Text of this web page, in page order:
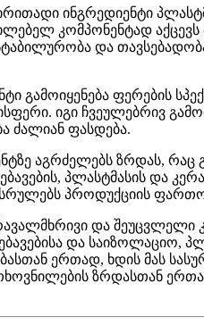
ინგრედიენტი
კომპონენტად
და
გამოიყენება ფერების
იგი ჩვეულებრივ
ძალიან ფასდება.
აგრძელებს ზრდას, რაც
პლასტმასის და
პროდუქციის
და
და საიზოლაციო,
ერთად, ხდის მას
ზრდასთან